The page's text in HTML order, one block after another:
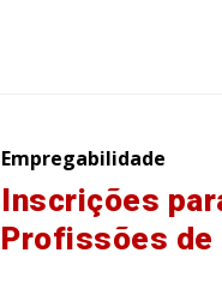
Empregabilidade
Inscrições
Profissões de